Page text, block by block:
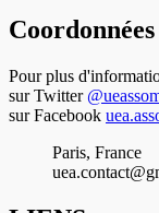
Coordonnées
Pour plus
sur Twitter
sur Facebook
Paris, France